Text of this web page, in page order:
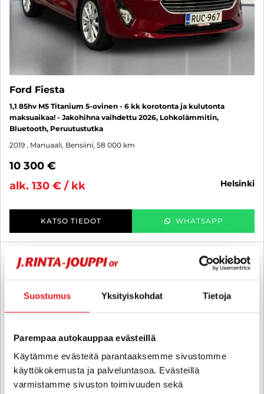
Suostumus Yksityiskohdat Tietoja
Parempaa autokauppaa evästeillä
Käytämme evästeitä parantaaksemme sivustomme
käyttökokemusta ja palveluntasoa. Evästeillä
varmistamme sivuston toimivuuden sekä
Ford Fiesta
1,1 85hv M5 Titanium 5-ovinen - 6 kk korotonta ja kulutonta
maksuaikaa! - Jakohihna vaihdettu 2026, Lohkolämmitin,
Bluetooth, Peruutustutka
2019 , Manuaali, Bensiini, 58 000 km
10 300 €
alk. 130 € / kk
helsinki
KATSO TIEDOT WHATSAPP
6 kk korotonta ja kulutonta